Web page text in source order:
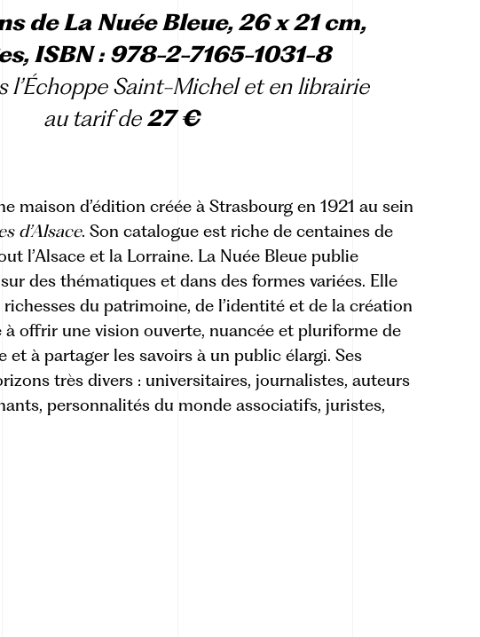
de La Nuée Bleue, 26 x 21 cm,
ISBN : 978-2-7165-1031-8
l’Échoppe Saint-Michelet en librairie
au tarif de 27 €
maison d’édition créée à Strasbourg en 1921 au sein
d’Alsace. Son catalogue est riche de centaines de
l’Alsace et la Lorraine. La Nuée Bleue publie
des thématiques et dans des formes variées. Elle
richesses du patrimoine, de l’identité et de la création
à offrir une vision ouverte, nuancée et pluriforme de
et à partager les savoirs à un public élargi. Ses
très divers : universitaires, journalistes, auteurs
personnalités du monde associatifs, juristes,